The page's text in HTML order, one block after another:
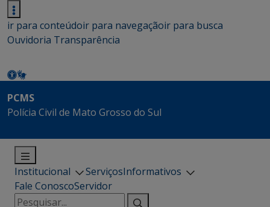
ir para conteúdoir para navegaçãoir para busca
Ouvidoria Transparência
PCMS
Polícia Civil de Mato Grosso do Sul
Institucional ServiçosInformativos
Fale ConoscoServidor
Pesquisar